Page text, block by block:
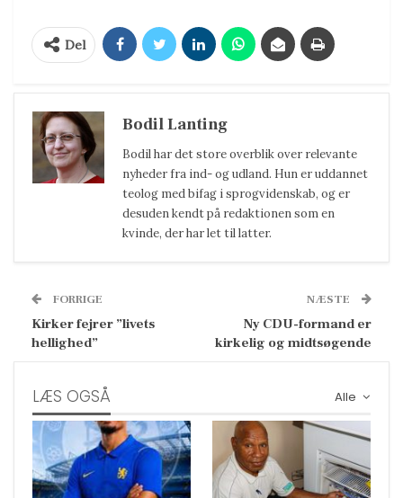
Del
Bodil Lanting
Bodil har det store overblik over relevante
nyheder fra ind- og udland. Hun er uddannet
teolog med bifag i sprogvidenskab, og er
desuden kendt på redaktionen som en
kvinde, der har let til latter.
FORRIGE
Kirker fejrer ”livets
hellighed”
NÆSTE
Ny CDU-formand er
kirkelig og midtsøgende
Alle
LÆS OGSÅ